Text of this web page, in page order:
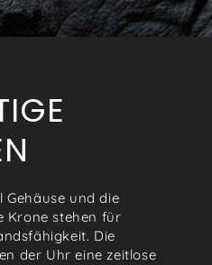
Gehäuse und die
Krone stehen für
Die
der Uhr eine zeitlose